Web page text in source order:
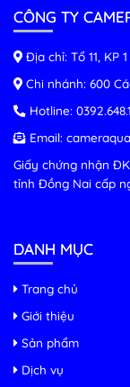
CÔNG TY
Địa chỉ: Tổ 11, KP
Chi nhánh: 600
Hotline:
Email:
Giấy chứng nhận
tỉnh Đồng Nai cấp
DANH MỤC
Trang chủ
Giới thiệu
Sản phẩm
Dịch vụ